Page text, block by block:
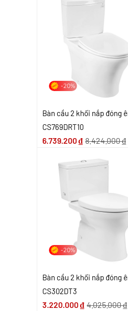
-20%
Bàn cầu 2 khối nắp đóng
CS769DRT10
6.739.200₫ 8.424.000₫
-20%
Bàn cầu 2 khối nắp đóng
CS302DT3
3.220.000₫ 4.025.000₫